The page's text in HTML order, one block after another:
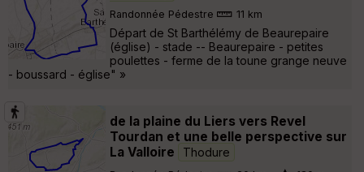
Randonnée Pédestre 11 km
Départ de St Barthélémy de Beaurepaire
(église) - stade -- Beaurepaire - petites
poulettes - ferme de la toune grange neuve
- boussard - église" »
de la plaine du Liers vers Revel
Tourdan et une belle perspective sur
La Valloire
Thodure